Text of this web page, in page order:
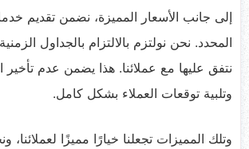
إلى جانب الأسعار المميزة، نضمن تقديم
المحدد. نحن نولتزم بالالتزام بالجداول
نتفق عليها مع عملائنا. هذا يضمن عدم
وتلبية توقعات العملاء بشكل كامل.
وتلك المميزات تجعلنا خيارًا مميزًا لعملائنا،